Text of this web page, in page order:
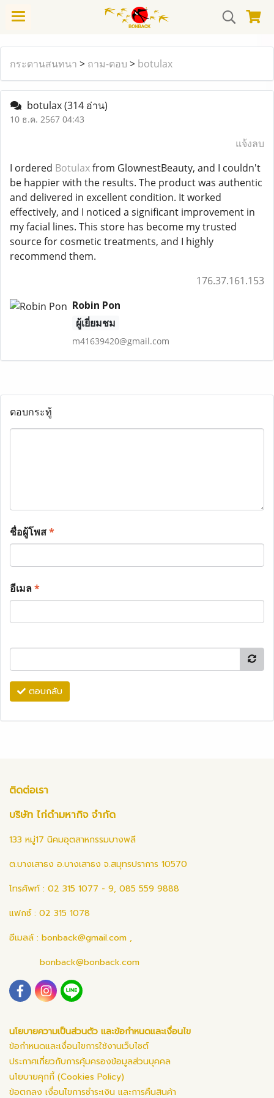
กระดานสนทนา > ถาม-ตอบ > botulax
botulax(314 อ่าน)
10 ธ.ค. 2567 04:43
แจ้งลบ
I ordered Botulaxfrom GlownestBeauty, and I couldn't
be happier with the results. The product was authentic
and delivered in excellent condition. It worked
effectively, and I noticed a significant improvement in
my facial lines. This store has become my trusted
source for cosmetic treatments, and I highly
recommend them.
176.37.161.153
Robin Pon
ผู้เยี่ยมชม
m41639420@gmail.com
ตอบกระทู้
ชื่อผู้โพส*
อีเมล*
ตอบกลับ
ติดต่อเรา
บริษัท ไก่ดำมหากิจ จำกัด
133 หมู่17 นิคมอุตสาหกรรมบางพลี
ต.บางเสาธง อ.บางเสาธง จ.สมุทรปราการ 10570
โทรศัพท์ : 02 315 1077 - 9, 085 559 9888
แฟกซ์ : 02 315 1078
อีเมลล์ : bonback@gmail.com ,
bonback@bonback.com
นโยบายความเป็นส่วนตัว และข้อกำหนดและเงื่อนไข
ข้อกำหนดและเงื่อนไขการใช้งานเว็บไซต์
ประกาศเกี่ยวกับการคุ้มครองข้อมูลส่วนบุคคล
นโยบายคุกกี้ (Cookies Policy)
ข้อตกลง เงื่อนไขการชำระเงิน และการคืนสินค้า